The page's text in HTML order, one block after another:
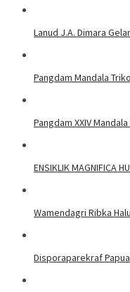
Lanud J.A. Dimara
Pangdam Mandala
​Pangdam XXIV
ENSIKLIK MAGNIFICA
Wamendagri Ribka
Disporaparekraf